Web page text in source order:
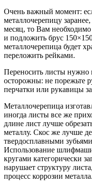
Очень важный момент:
металлочерепицу
месяц, то Вам
и подложить брус
металлочерепица будет
переложить рейками.
Переносить листы нужно
осторожны: не порежьте
перчатки или рукавицы
Металлочерепица
иногда листы все же
длине лист лучше
металлу. Скос же лучше
твердосплавными
Использование
кругами категорически
нарушает структуру
процесс коррозии металла.